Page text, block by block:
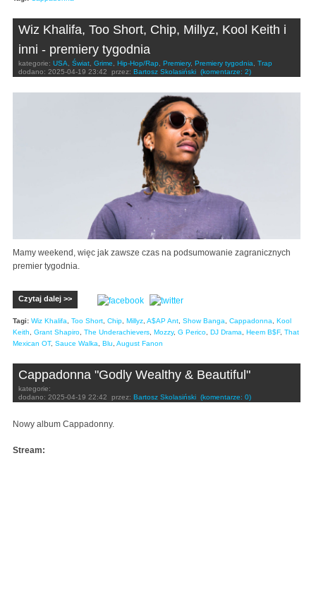
Wiz Khalifa, Too Short, Chip, Millyz, Kool Keith i
inni - premiery tygodnia
kategorie: USA Świat Grime Hip-Hop/Rap Premiery, Premiery tygodnia
Trap
dodano: 2025-04-19 23:42 przez: Bartosz Skolasiński (komentarze: 2)
Mamy weekend, więc jak zawsze czas na podsumowanie zagranicznych
premier tygodnia.
Czytaj dalej >>
Tagi: Wiz Khalifa Too Short Chip Millyz A$AP Ant Show Banga Cappadonna
Kool
Keith
Grant Shapiro The Underachievers Mozzy, G Perico DJ Drama Heem B$F, That
Mexican OT, Sauce Walka Blu August Fanon
Cappadonna "Godly Wealthy & Beautiful"
kategorie:
dodano: 2025-04-19 22:42 przez: Bartosz Skolasiński (komentarze: 0)
Nowy album Cappadonny.
Stream: